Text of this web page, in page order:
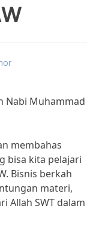
Nabi Muhammad
membahas
bisa kita pelajari
Bisnis berkah
materi,
Allah SWT dalam